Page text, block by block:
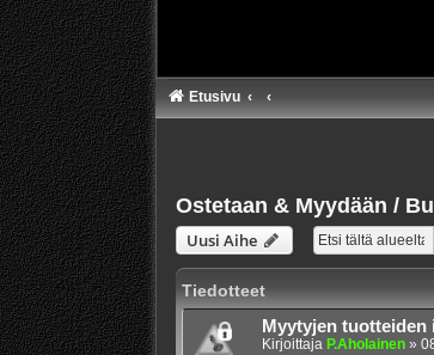
Etusivu
Ostetaan & Myydään /
Uusi Aihe
Tiedotteet
Myytyjen
Kirjoittaja P.Aholainen»